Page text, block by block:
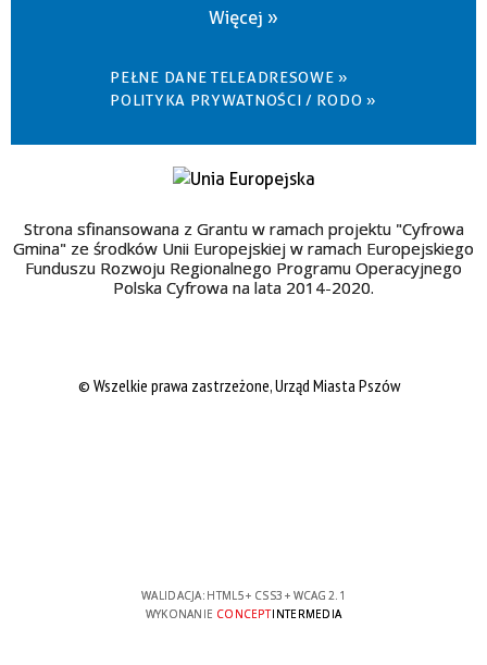
Więcej »
PEŁNE DANE TELEADRESOWE »
POLITYKA PRYWATNOŚCI / RODO »
Strona sfinansowana z Grantu w ramach projektu "Cyfrowa
Gmina" ze środków Unii Europejskiej w ramach Europejskiego
Funduszu Rozwoju Regionalnego Programu Operacyjnego
Polska Cyfrowa na lata 2014-2020.
© Wszelkie prawa zastrzeżone, Urząd Miasta Pszów
WALIDACJA: HTML5+ CSS3 + WCAG 2.1
WYKONANIE CONCEPTINTERMEDIA